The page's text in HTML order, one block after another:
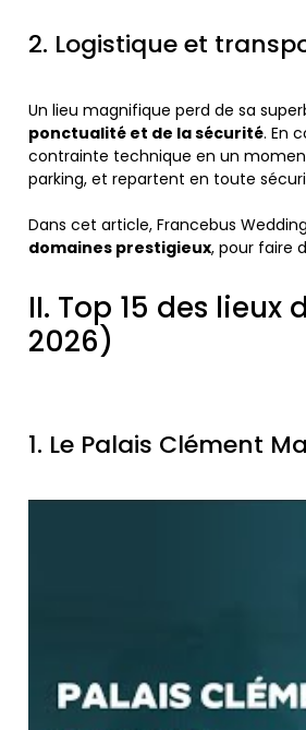
2. Logistique et
Un lieu magnifique perd de sa
ponctualité et de la sécurité. En
contrainte technique en un
parking, et repartent en toute
Dans cet article, Francebus
domaines prestigieux, pour faire
II. Top 15 des
2026)
1. Le Palais Clément